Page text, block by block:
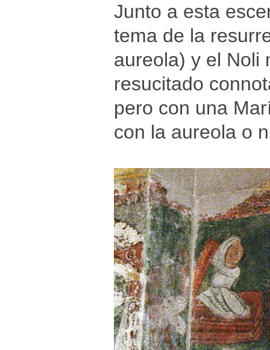
Junto a esta
tema de la
aureola) y el Noli
resucitado
pero con una
con la aureola o